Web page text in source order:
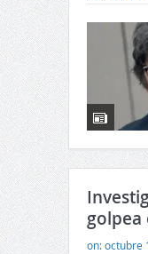
golpea
on:octubre